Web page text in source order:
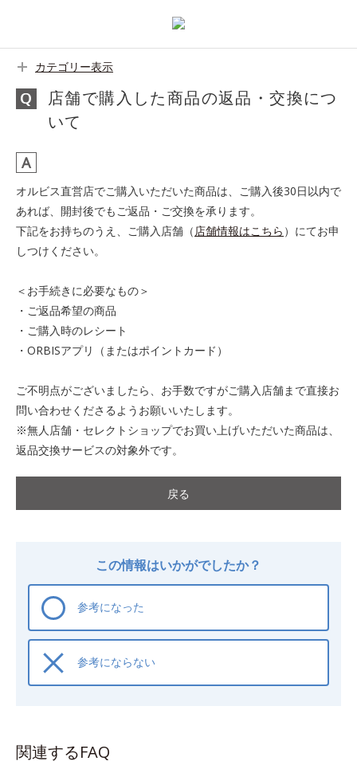
カテゴリー表示
店舗で購入した商品の返品・交換につ
いて
オルビス直営店でご購入いただいた商品は、ご購入後30日以内で
あれば、開封後でもご返品・ご交換を承ります。
下記をお持ちのうえ、ご購入店舗（店舗情報はこちら ）にてお申
しつけください。
＜お手続きに必要なもの＞
・ご返品希望の商品
・ご購入時のレシート
・ORBISアプリ（またはポイントカード）
ご不明点がございましたら、お手数ですがご購入店舗まで直接お
問い合わせくださるようお願いいたします。
※無人店舗・セレクトショップでお買い上げいただいた商品は、
返品交換サービスの対象外です。
戻る
この情報はいかがでしたか？
参考になった
参考にならない
関連するFAQ